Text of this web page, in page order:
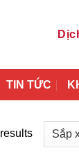
TIN TỨC